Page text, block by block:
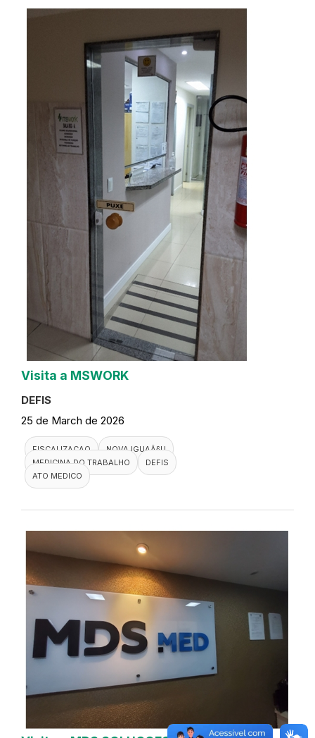
Visita a MSWORK
DEFIS
25 de March de 2026
FISCALIZACAO
NOVA IGUAÃ§U
MEDICINA DO TRABALHO
DEFIS
ATO MEDICO